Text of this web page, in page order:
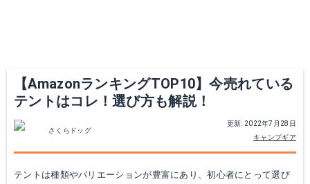
【AmazonランキングTOP10】今売れている
テントはコレ！選び方も解説！
更新: 2022年7月28日
キャンプギア
さくらドッグ
テントは種類やバリエーションが豊富にあり、初心者にとって選び